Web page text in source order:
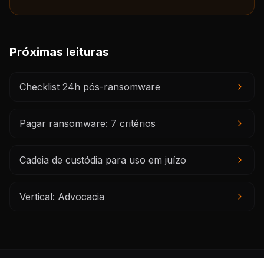
Próximas leituras
Checklist 24h pós-ransomware
Pagar ransomware: 7 critérios
Cadeia de custódia para uso em juízo
Vertical: Advocacia